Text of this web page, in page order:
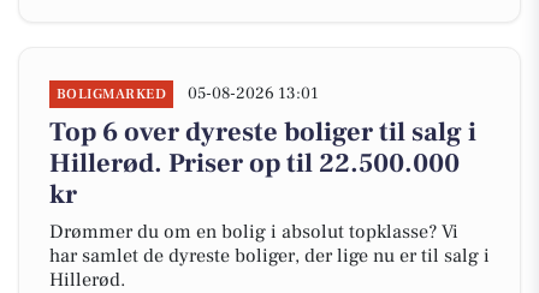
BOLIGMARKED 05-08-2026 13:01
Top 6 over dyreste boliger til salg i
Hillerød. Priser op til 22.500.000
kr
Drømmer du om en bolig i absolut topklasse? Vi
har samlet de dyreste boliger, der lige nu er til salg i
Hillerød.